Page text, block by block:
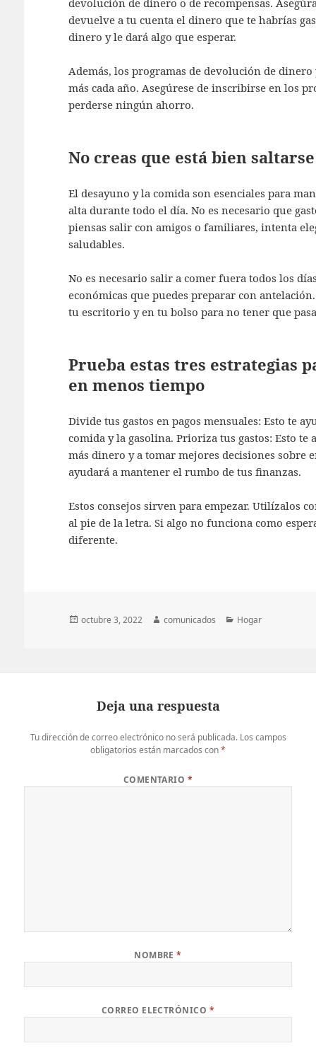
devuelve a tu cuenta el dinero que te habrías
dinero y le dará algo que esperar.
Además, los programas de devolución de
más cada año. Asegúrese de inscribirse en los
perderse ningún ahorro.
No creas que está bien
El desayuno y la comida son esenciales para
alta durante todo el día. No es necesario que
piensas salir con amigos o familiares, intenta
saludables.
No es necesario salir a comer fuera todos los
económicas que puedes preparar con
tu escritorio y en tu bolso para no tener que
Prueba estas tres estrategias
en menos tiempo
Divide tus gastos en pagos mensuales: Esto te
comida y la gasolina. Prioriza tus gastos: Esto te
más dinero y a tomar mejores decisiones sobre
ayudará a mantener el rumbo de tus finanzas.
Estos consejos sirven para empezar. Utilízalos
al pie de la letra. Si algo no funciona como
diferente.
Publicado
octubre 3, 2022 Autor
comunicados Categorías
Hogar
Deja una respuesta
Tu dirección de correo electrónico no será publicada. Los campos
obligatorios están marcados con*
COMENTARIO *
NOMBRE*
CORREO ELECTRÓNICO *